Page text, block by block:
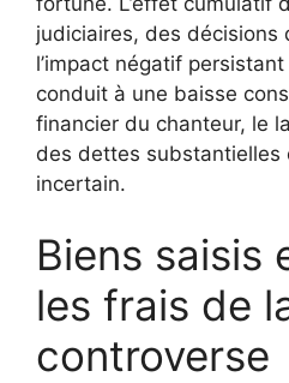
judiciaires, des décisions
l’impact négatif
conduit à une baisse
financier du chanteur, le
des dettes substantielles
incertain.
Biens saisis
les frais de
controverse